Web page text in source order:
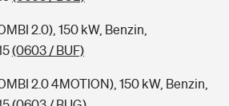
2.0), 150 kW, Benzin,
(0603 / BUF)
2.0 4MOTION), 150 kW, Benzin,